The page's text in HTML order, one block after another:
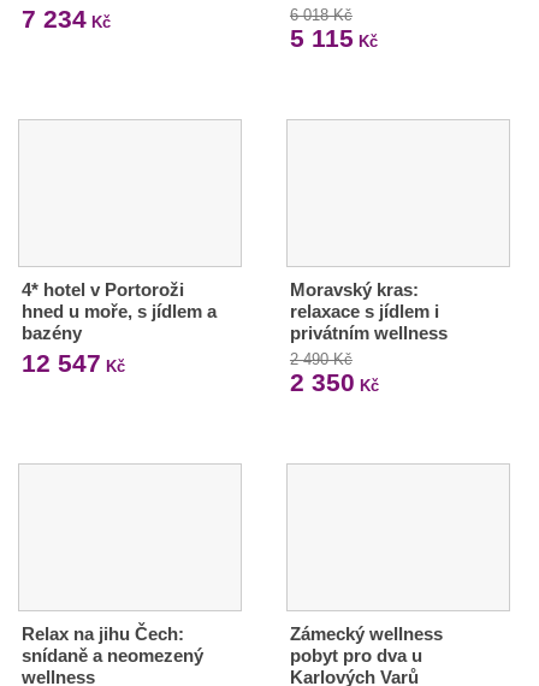
7 234 Kč 6 018 Kč
5 115 Kč
4* hotel v Portoroži
hned u moře, s jídlem a
bazény
12 547 Kč
Moravský kras:
relaxace s jídlem i
privátním wellness
2 490 Kč
2 350 Kč
Relax na jihu Čech:
snídaně a neomezený
wellness
Zámecký wellness
pobyt pro dva u
Karlových Varů